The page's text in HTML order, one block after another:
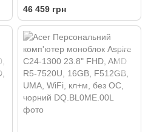
1315U, 8GB, F512GB, UMA,
WiFi, кл+м, 3р, Win11P
46 459 грн